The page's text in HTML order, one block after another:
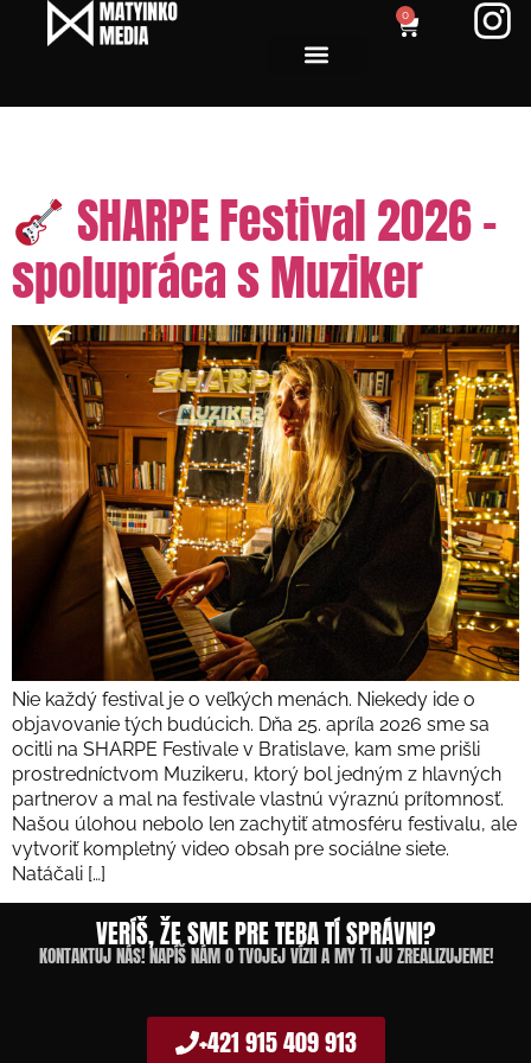
0
SHARPE Festival 2026 –
spolupráca s Muziker
Nie každý festival je o veľkých menách. Niekedy ide o
objavovanie tých budúcich. Dňa 25. apríla 2026 sme sa
ocitli na SHARPE Festivale v Bratislave, kam sme prišli
prostredníctvom Muzikeru, ktorý bol jedným z hlavných
partnerov a mal na festivale vlastnú výraznú prítomnosť.
Našou úlohou nebolo len zachytiť atmosféru festivalu, ale
vytvoriť kompletný video obsah pre sociálne siete.
Natáčali […]
VERÍŠ, ŽE SME PRE TEBA TÍ SPRÁVNI?
KONTAKTUJ NÁS! NAPÍŠ NÁM O TVOJEJ VÍZII A MY TI JU ZREALIZUJEME!
+421 915 409 913